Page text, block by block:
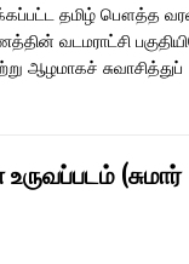
தமிழ் பௌத்த
வடமராட்சி
ஆழமாகச் சுவாசித்துப்
(சுமார்